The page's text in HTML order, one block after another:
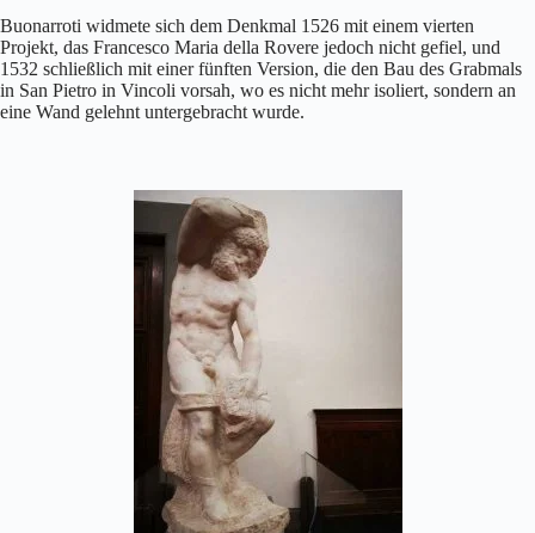
Buonarroti widmete sich dem Denkmal 1526 mit einem vierten
Projekt, das Francesco Maria della Rovere jedoch nicht gefiel, und
1532 schließlich mit einer fünften Version, die den Bau des Grabmals
in San Pietro in Vincoli vorsah, wo es nicht mehr isoliert, sondern an
eine Wand gelehnt untergebracht wurde.